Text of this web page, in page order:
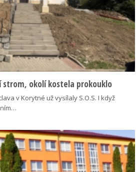
strom, okolí kostela prokouklo
v Korytné už vysílaly S.O.S. I když